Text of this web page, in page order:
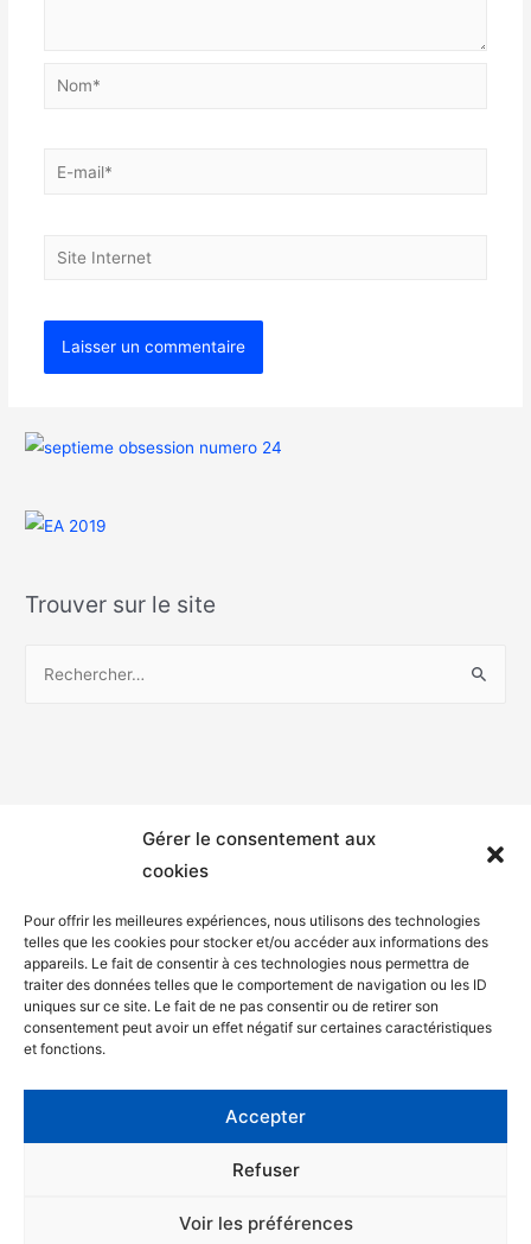
Gérer le consentement aux
cookies
Pour offrir les meilleures expériences, nous utilisons des technologies
telles que les cookies pour stocker et/ou accéder aux informations des
appareils. Le fait de consentir à ces technologies nous permettra de
traiter des données telles que le comportement de navigation ou les ID
uniques sur ce site. Le fait de ne pas consentir ou de retirer son
consentement peut avoir un effet négatif sur certaines caractéristiques
et fonctions.
Accepter
Refuser
Voir les préférences
Trouver sur le site
Mentions légales
Politique de confidentialité